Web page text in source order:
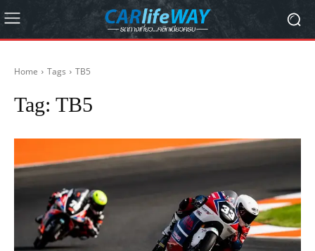
Home Tags TB5
Tag: TB5